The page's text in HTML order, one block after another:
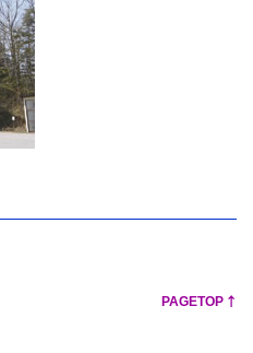
PAGETOP